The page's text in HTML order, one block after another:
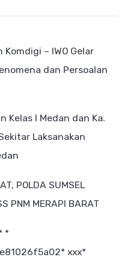
– IWO Gelar
dan Persoalan
Kelas I Medan dan Ka.
Laksanakan
POLDA SUMSEL
PNM MERAPI BARAT
*
ххх*